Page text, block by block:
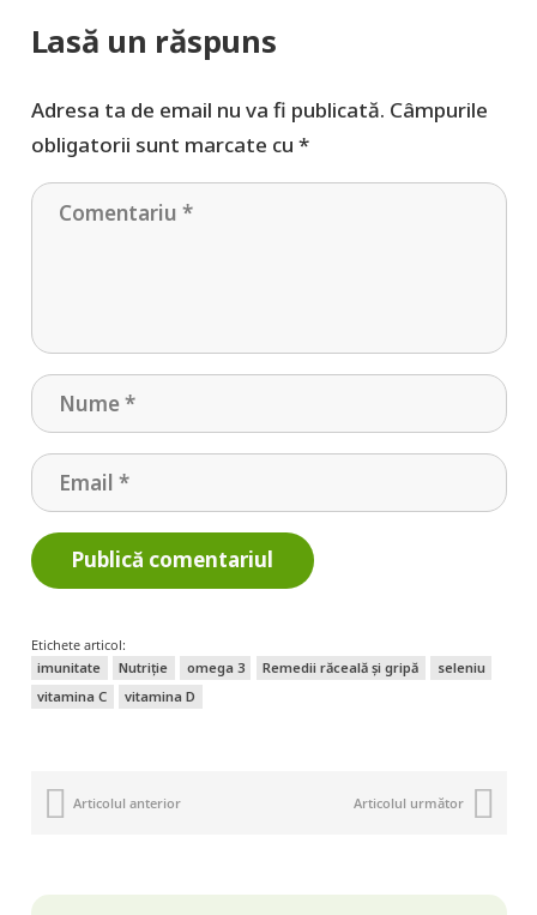
Lasă un răspuns
Adresa ta de email nu va fi publicată. Câmpurile
obligatorii sunt marcate cu *
Publică comentariul
Etichete articol:
imunitate
Nutriție omega 3 Remedii răceală și gripă
seleniu
vitamina C
vitamina D
Articolul anterior Articolul următor